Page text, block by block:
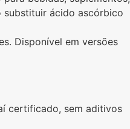
substituir ácido ascórbico
Disponível em versões
certificado, sem aditivos